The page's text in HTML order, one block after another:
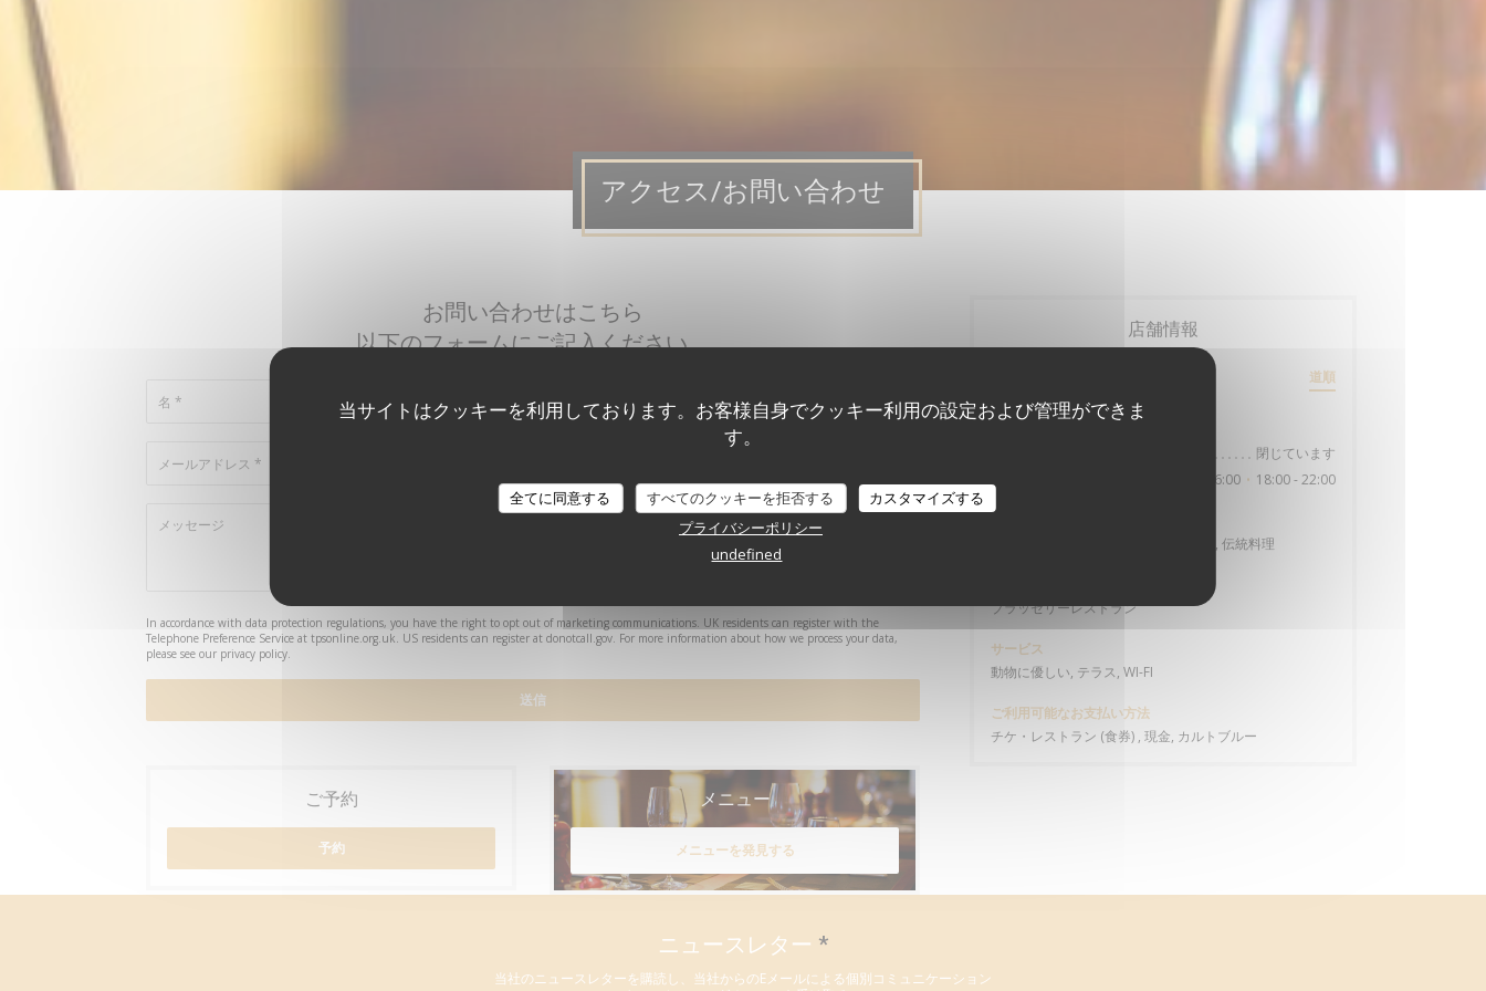
当サイトはクッキーを利用しております。お客様自身でクッキー利用の設定および管理ができま
す。
全てに同意する すべてのクッキーを拒否する
カスタマイズする
プライバシーポリシー
undefined
アクセス/お問い合わせ
お問い合わせはこちら
以下のフォームにご記入ください。
In accordance with data protection regulations, you have the right to opt out of marketing communications. UK residents can register with the
Telephone Preference Service at tpsonline.org.uk. US residents can register at donotcall.gov. For more information about how we process your data,
please see our privacy policy.
ご予約
予約
メニュー
メニューを発見する
店舗情報
((新しいウィンドウで開きます))
道順
営業時間
閉じています
11:30 - 16:00 • 18:00 - 22:00
Grillades de viandes et de poissons, 伝統料理
ブラッセリーレストラン
サービス
動物に優しい, テラス, WI-FI
ご利用可能なお支払い方法
チケ・レストラン (食券) , 現金, カルトブルー
ニュースレター *
当社のニュースレターを購読し、当社からのEメールによる個別コミュニケーション